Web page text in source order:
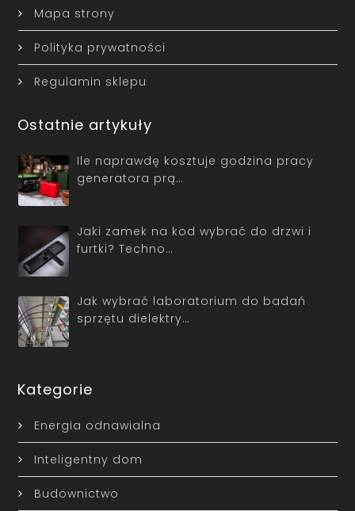
Mapa strony
Polityka prywatności
Regulamin sklepu
Ostatnie artykuły
Ile naprawdę kosztuje godzina pracy
generatora prą…
Jaki zamek na kod wybrać do drzwi i
furtki? Techno…
Jak wybrać laboratorium do badań
sprzętu dielektry…
Kategorie
Energia odnawialna
Inteligentny dom
Budownictwo